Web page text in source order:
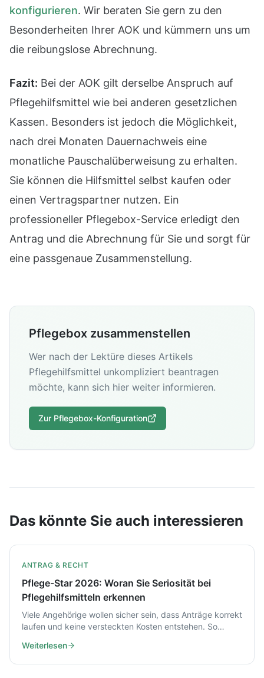
konfigurieren. Wir beraten Sie gern zu den
Besonderheiten Ihrer AOK und kümmern uns um
die reibungslose Abrechnung.
Fazit: Bei der AOK gilt derselbe Anspruch auf
Pflegehilfsmittel wie bei anderen gesetzlichen
Kassen. Besonders ist jedoch die Möglichkeit,
nach drei Monaten Dauernachweis eine
monatliche Pauschalüberweisung zu erhalten.
Sie können die Hilfsmittel selbst kaufen oder
einen Vertragspartner nutzen. Ein
professioneller Pflegebox-Service erledigt den
Antrag und die Abrechnung für Sie und sorgt für
eine passgenaue Zusammenstellung.
Pflegebox zusammenstellen
Wer nach der Lektüre dieses Artikels
Pflegehilfsmittel unkompliziert beantragen
möchte, kann sich hier weiter informieren.
Zur Pflegebox-Konfiguration
Das könnte Sie auch interessieren
ANTRAG & RECHT
Pflege-Star 2026: Woran Sie Seriosität bei
Pflegehilfsmitteln erkennen
Viele Angehörige wollen sicher sein, dass Anträge korrekt
laufen und keine versteckten Kosten entstehen. So
seriös und GKV-nah arbeitet.
Weiterlesen